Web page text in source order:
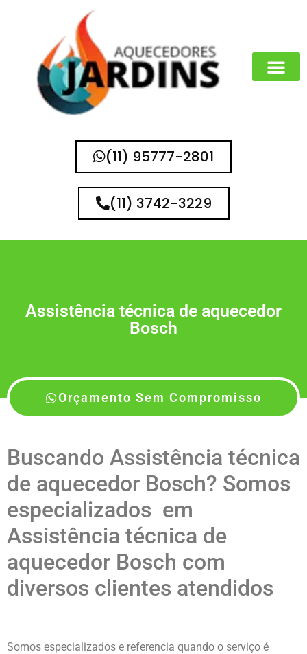
(11) 95777-2801
(11) 3742-3229
Assistência técnica de aquecedor
Bosch
Orçamento Sem Compromisso
Buscando Assistência técnica
de aquecedor Bosch? Somos
especializados em
Assistência técnica de
aquecedor Bosch com
diversos clientes atendidos
Somos especializados e referencia quando o serviço é